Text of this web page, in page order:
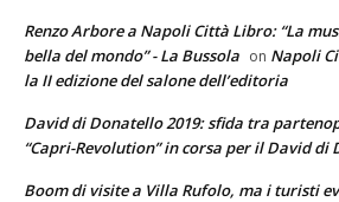
Renzo Arbore a Napoli Città Libro: “La
bella del mondo” - La Bussola on Napoli
la II edizione del salone dell’editoria
David di Donatello 2019: sfida tra
“Capri-Revolution” in corsa per il David di
Boom di visite a Villa Rufolo, ma i turisti